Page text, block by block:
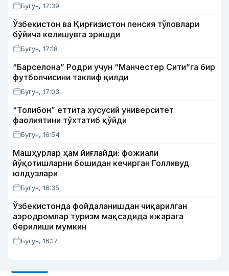
Бугун, 17:39
Ўзбекистон ва Қирғизистон пенсия тўловлари
бўйича келишувга эришди
Бугун, 17:18
“Барселона” Родри учун “Манчестер Сити”га бир
футболчисини таклиф қилди
Бугун, 17:03
“Толибон” еттита хусусий университет
фаолиятини тўхтатиб қўйди
Бугун, 16:54
Машҳурлар ҳам йиғлайди: фожиали
йўқотишларни бошидан кечирган Голливуд
юлдузлари
Бугун, 16:35
Ўзбекистонда фойдаланишдан чиқарилган
аэродромлар туризм мақсадида ижарага
берилиши мумкин
Бугун, 16:17